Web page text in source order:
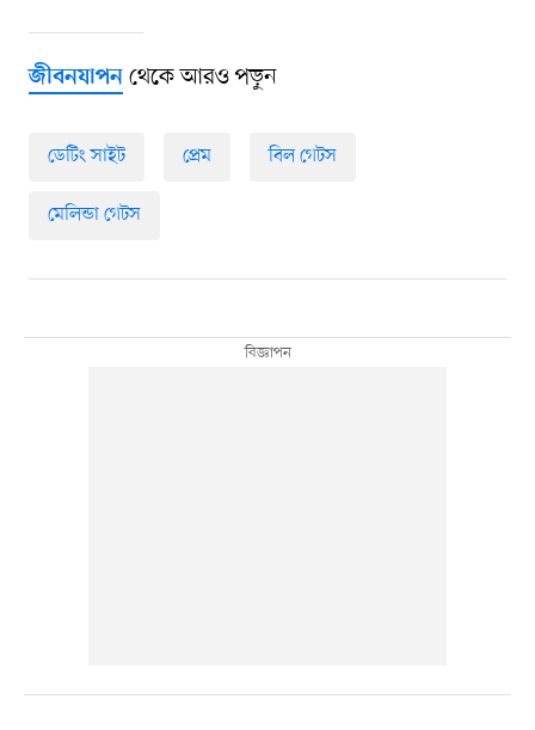
জীবনযাপনথেকে আরও পড়ুন
ডেটিং সাইট প্রেম বিল গেটস
মেলিন্ডা গেটস